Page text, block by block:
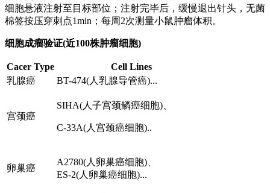
细胞悬液注射至目标部位；注射完毕后，缓慢退出针头，无菌
棉签按压穿刺点1min；每周2次测量小鼠肿瘤体积。
细胞成瘤验证(近100株肿瘤细胞)
Cacer Type
Cell Lines
乳腺癌
BT-474(人乳腺导管癌)...
宫颈癌
SIHA(人子宫颈鳞癌细胞)、
C-33A(人宫颈癌细胞)..
卵巢癌
A2780(人卵巢癌细胞)、
ES-2(人卵巢癌细胞)...